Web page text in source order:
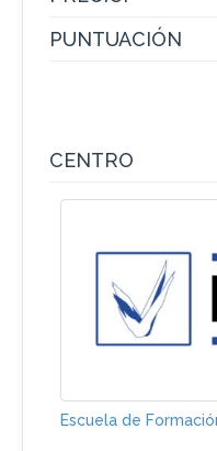
PUNTUACIÓN
CENTRO
Escuela de